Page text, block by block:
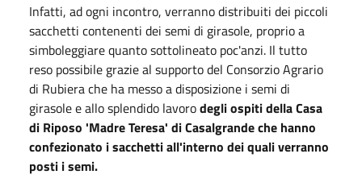
Infatti, ad ogni incontro, verranno distribuiti dei piccoli
sacchetti contenenti dei semi di girasole, proprio a
simboleggiare quanto sottolineato poc'anzi. Il tutto
reso possibile grazie al supporto del Consorzio Agrario
di Rubiera che ha messo a disposizione i semi di
girasole e allo splendido lavorodegli ospiti della Casa
di Riposo 'Madre Teresa' di Casalgrande che hanno
confezionato i sacchetti all'interno dei quali verranno
posti i semi.